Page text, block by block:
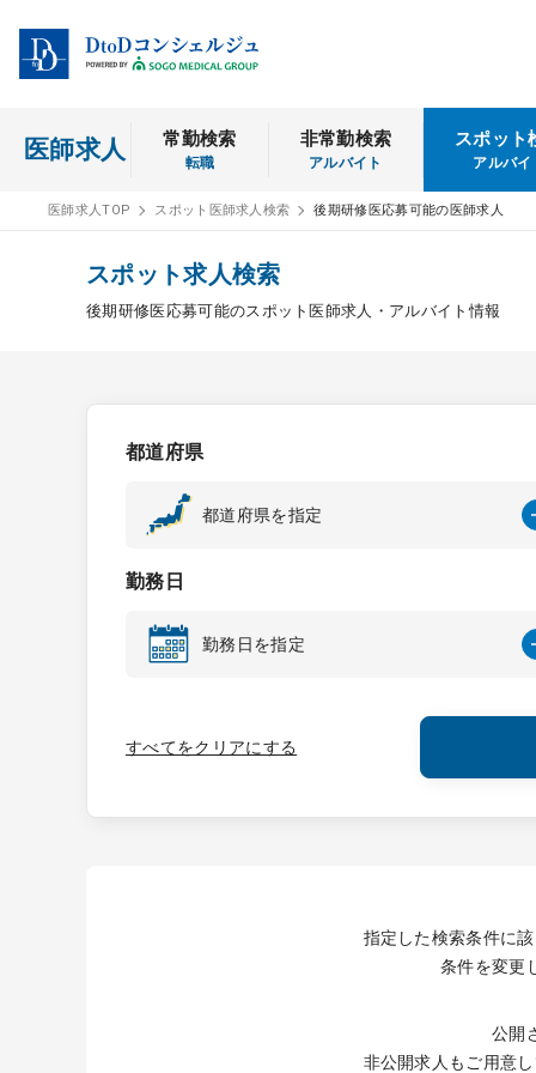
医師求人 常勤検索
転職
非常勤検索
アルバイト
スポット
アルバイ
医師求人TOP スポット医師求人検索 後期研修医応募可能の医師求人
スポット求人検索
後期研修医応募可能のスポット医師求人・アルバイト情報
都道府県
都道府県を指定
勤務日
勤務日を指定
すべてをクリアにする
指定した検索条件に
条件を変更
公開
非公開求人もご用意